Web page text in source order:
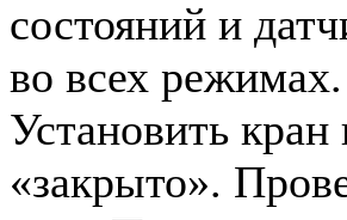
состояний и
во всех
Установить
«закрыто».